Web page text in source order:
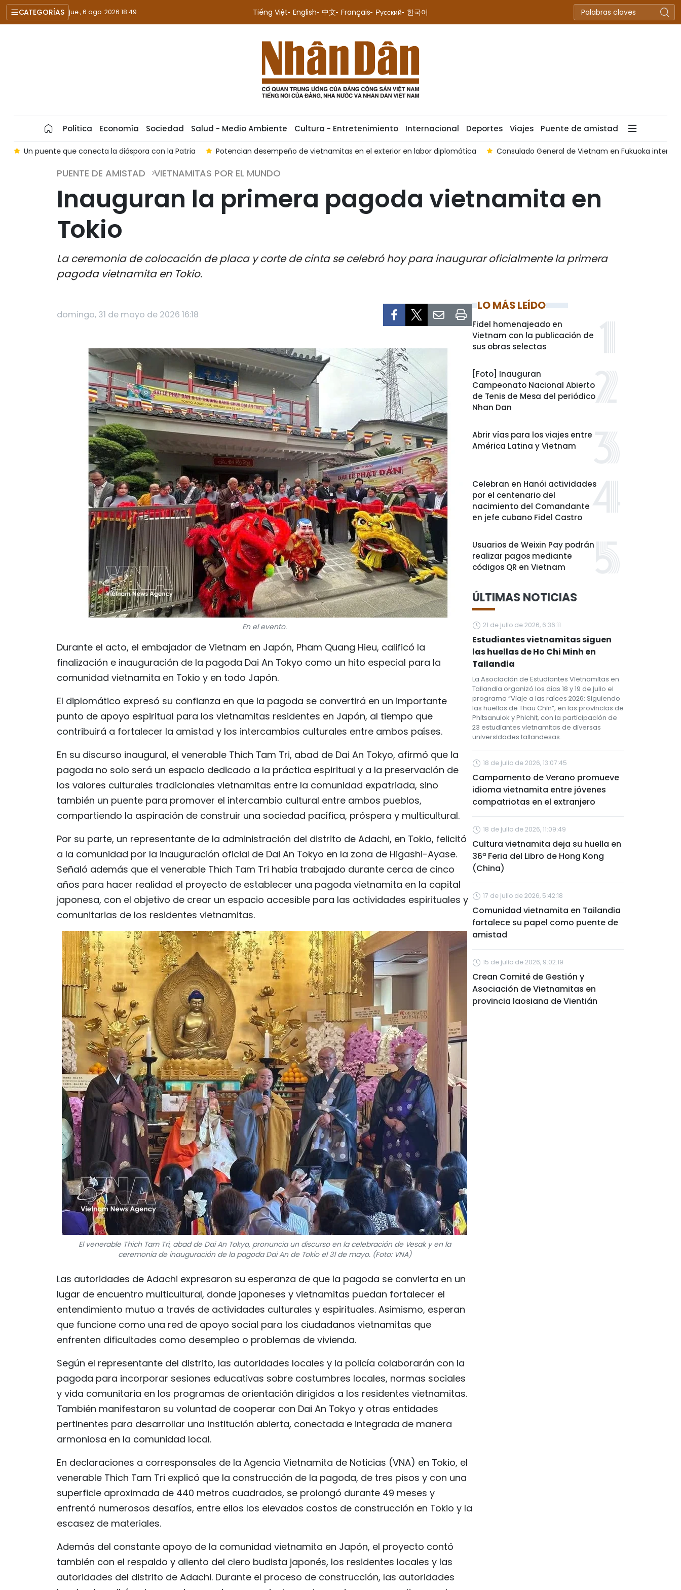
CATEGORÍAS jue., 6 ago. 2026 18:49 Tiếng Việt English 中文 Français Русский 한국어
Política Economía Sociedad Salud - Medio Ambiente Cultura - Entretenimiento Internacional Deportes Viajes Puente de amistad
Un puente que conecta la diáspora con la Patria Potencian desempeño de vietnamitas en el exterior en labor diplomática Consulado General de Vietnam en Fukuoka
PUENTE DE AMISTAD VIETNAMITAS POR EL MUNDO
Inauguran la primera pagoda vietnamita en
Tokio
La ceremonia de colocación de placa y corte de cinta se celebró hoy para inaugurar oficialmente la primera
pagoda vietnamita en Tokio.
domingo, 31 de mayo de 2026 16:18
En el evento.
Durante el acto, el embajador de Vietnam en Japón, Pham Quang Hieu, calificó la
finalización e inauguración de la pagoda Dai An Tokyo como un hito especial para la
comunidad vietnamita en Tokio y en todo Japón.
El diplomático expresó su confianza en que la pagoda se convertirá en un importante
punto de apoyo espiritual para los vietnamitas residentes en Japón, al tiempo que
contribuirá a fortalecer la amistad y los intercambios culturales entre ambos países.
En su discurso inaugural, el venerable Thich Tam Tri, abad de Dai An Tokyo, afirmó que la
pagoda no solo será un espacio dedicado a la práctica espiritual y a la preservación de
los valores culturales tradicionales vietnamitas entre la comunidad expatriada, sino
también un puente para promover el intercambio cultural entre ambos pueblos,
compartiendo la aspiración de construir una sociedad pacífica, próspera y multicultural.
Por su parte, un representante de la administración del distrito de Adachi, en Tokio, felicitó
a la comunidad por la inauguración oficial de Dai An Tokyo en la zona de Higashi-Ayase.
Señaló además que el venerable Thich Tam Tri había trabajado durante cerca de cinco
años para hacer realidad el proyecto de establecer una pagoda vietnamita en la capital
japonesa, con el objetivo de crear un espacio accesible para las actividades espirituales y
comunitarias de los residentes vietnamitas.
El venerable Thich Tam Tri, abad de Dai An Tokyo, pronuncia un discurso en la celebración de Vesak y en la
ceremonia de inauguración de la pagoda Dai An de Tokio el 31 de mayo. (Foto: VNA)
Las autoridades de Adachi expresaron su esperanza de que la pagoda se convierta en un
lugar de encuentro multicultural, donde japoneses y vietnamitas puedan fortalecer el
entendimiento mutuo a través de actividades culturales y espirituales. Asimismo, esperan
que funcione como una red de apoyo social para los ciudadanos vietnamitas que
enfrenten dificultades como desempleo o problemas de vivienda.
Según el representante del distrito, las autoridades locales y la policía colaborarán con la
pagoda para incorporar sesiones educativas sobre costumbres locales, normas sociales
y vida comunitaria en los programas de orientación dirigidos a los residentes vietnamitas.
También manifestaron su voluntad de cooperar con Dai An Tokyo y otras entidades
pertinentes para desarrollar una institución abierta, conectada e integrada de manera
armoniosa en la comunidad local.
En declaraciones a corresponsales de la Agencia Vietnamita de Noticias (VNA) en Tokio, el
venerable Thich Tam Tri explicó que la construcción de la pagoda, de tres pisos y con una
superficie aproximada de 440 metros cuadrados, se prolongó durante 49 meses y
enfrentó numerosos desafíos, entre ellos los elevados costos de construcción en Tokio y la
escasez de materiales.
Además del constante apoyo de la comunidad vietnamita en Japón, el proyecto contó
también con el respaldo y aliento del clero budista japonés, los residentes locales y las
autoridades del distrito de Adachi. Durante el proceso de construcción, las autoridades
LO MÁS LEÍDO
Fidel homenajeado en
Vietnam con la publicación de
sus obras selectas
[Foto] Inauguran
Campeonato Nacional Abierto
de Tenis de Mesa del periódico
Nhan Dan
Abrir vías para los viajes entre
América Latina y Vietnam
Celebran en Hanói actividades
por el centenario del
nacimiento del Comandante
en jefe cubano Fidel Castro
Usuarios de Weixin Pay podrán
realizar pagos mediante
códigos QR en Vietnam
ÚLTIMAS NOTICIAS
21 de julio de 2026, 6:36:11
Estudiantes vietnamitas siguen
las huellas de Ho Chi Minh en
Tailandia
La Asociación de Estudiantes Vietnamitas en
Tailandia organizó los días 18 y 19 de julio el
programa “Viaje a las raíces 2026: Siguiendo
las huellas de Thau Chin”, en las provincias de
Phitsanulok y Phichit, con la participación de
23 estudiantes vietnamitas de diversas
universidades tailandesas.
18 de julio de 2026, 13:07:45
Campamento de Verano promueve
idioma vietnamita entre jóvenes
compatriotas en el extranjero
18 de julio de 2026, 11:09:49
Cultura vietnamita deja su huella en
36ª Feria del Libro de Hong Kong
(China)
17 de julio de 2026, 5:42:18
Comunidad vietnamita en Tailandia
fortalece su papel como puente de
amistad
15 de julio de 2026, 9:02:19
Crean Comité de Gestión y
Asociación de Vietnamitas en
provincia laosiana de Vientián